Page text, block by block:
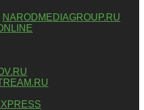
NARODMEDIAGROUP.RU